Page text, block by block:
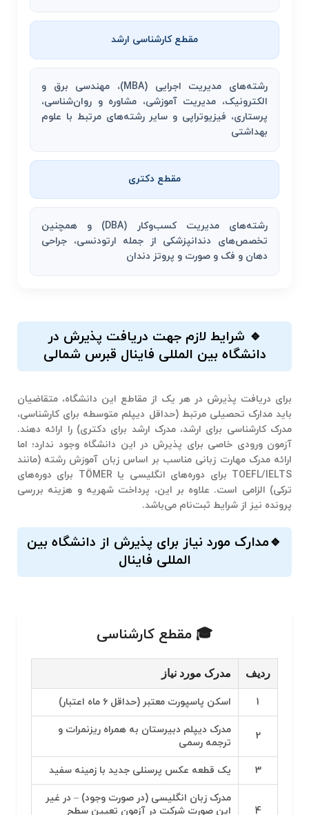
مقطع کارشناسی ارشد
رشته‌های مدیریت اجرایی (MBA)، مهندسی برق و
الکترونیک، مدیریت آموزشی، مشاوره و روان‌شناسی،
پرستاری، فیزیوتراپی و سایر رشته‌های مرتبط با علوم
بهداشتی
مقطع دکتری
رشته‌های مدیریت کسب‌وکار (DBA) و همچنین
تخصص‌های دندانپزشکی از جمله ارتودنسی، جراحی
دهان و فک و صورت و پروتز دندان
🔹 شرایط لازم جهت دریافت پذیرش در
دانشگاه بین المللی فاینال قبرس شمالی
برای دریافت پذیرش در هر یک از مقاطع این دانشگاه، متقاضیان
باید مدارک تحصیلی مرتبط (حداقل دیپلم متوسطه برای کارشناسی،
مدرک کارشناسی برای ارشد، مدرک ارشد برای دکتری) را ارائه دهند.
آزمون ورودی خاصی برای پذیرش در این دانشگاه وجود ندارد؛ اما
ارائه مدرک مهارت زبانی مناسب بر اساس زبان آموزش رشته (مانند
TOEFL/IELTS برای دوره‌های انگلیسی یا TÖMER برای دوره‌های
ترکی) الزامی است. علاوه بر این، پرداخت شهریه و هزینه بررسی
پرونده نیز از شرایط ثبت‌نام می‌باشد.
🔹مدارک مورد نیاز برای پذیرش از دانشگاه بین
المللی فاینال
🎓 مقطع کارشناسی
ردیف مدرک مورد نیاز
1 اسکن پاسپورت معتبر (حداقل ۶ ماه اعتبار)
2
مدرک دیپلم دبیرستان به همراه ریزنمرات و
ترجمه رسمی
3 یک قطعه عکس پرسنلی جدید با زمینه سفید
4
مدرک زبان انگلیسی (در صورت وجود) – در غیر
این صورت شرکت در آزمون تعیین سطح